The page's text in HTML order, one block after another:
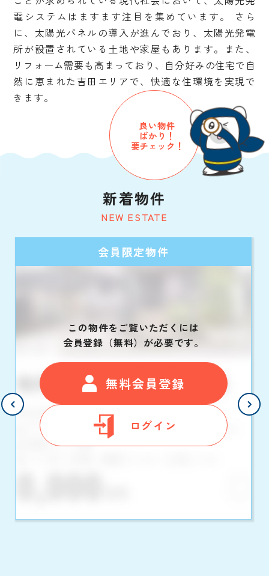
電システムはますます注目を集めています。 さら
に、太陽光パネルの導入が進んでおり、太陽光発電
所が設置されている土地や家屋もあります。また、
リフォーム需要も高まっており、自分好みの住宅で自
然に恵まれた吉田エリアで、快適な住環境を実現で
きます。
NEW ESTATE
新着物件
良い物件
ばかり！
要チェック！
会員限定物件
この物件をご覧いただくには
会員登録（無料）が必要です。
無料会員登録
ログイン